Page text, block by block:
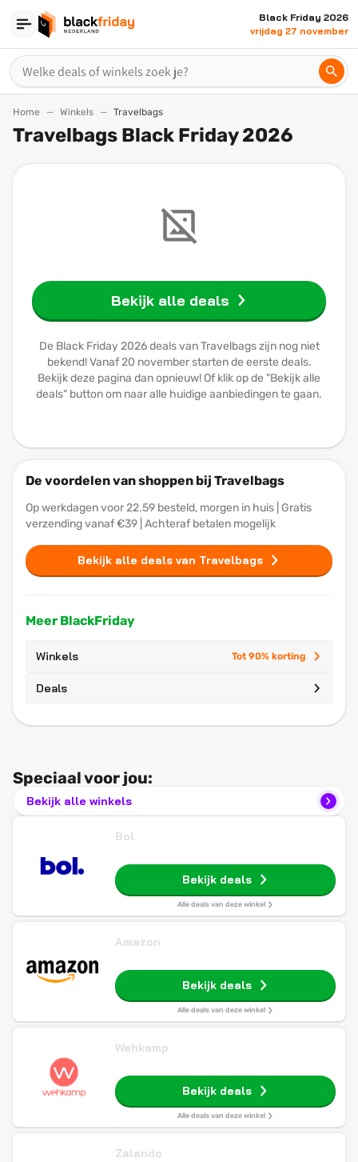
Black Friday 2026
vrijdag 27 november
Home Winkels Travelbags
Travelbags Black Friday 2026
Bekijk alle deals
De Black Friday 2026 deals van Travelbags zijn nog niet
bekend! Vanaf 20 november starten de eerste deals.
Bekijk deze pagina dan opnieuw! Of klik op de "Bekijk alle
deals" button om naar alle huidige aanbiedingen te gaan.
De voordelen van shoppen bij Travelbags
Op werkdagen voor 22.59 besteld, morgen in huis | Gratis
verzending vanaf €39 | Achteraf betalen mogelijk
Bekijk alle deals van Travelbags
Meer BlackFriday
Winkels Tot 90% korting
Deals
Speciaal voor jou:
Bekijk alle winkels
Bol
Bekijk deals
Alle deals van deze winkel
Amazon
Bekijk deals
Alle deals van deze winkel
Wehkamp
Bekijk deals
Alle deals van deze winkel
Zalando